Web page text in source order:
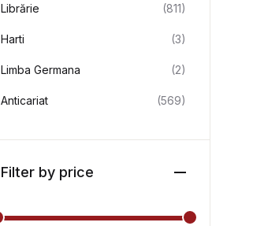
Librărie (811)
Harti (3)
Limba Germana (2)
Anticariat (569)
Filter by price